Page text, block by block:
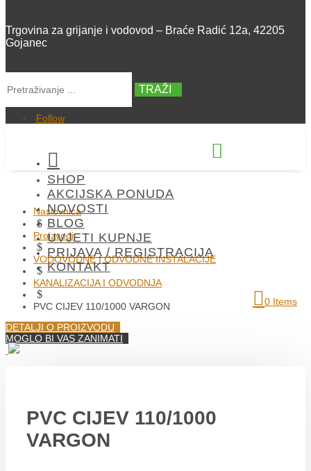
Trgovina za grijanje i vodovod – Braće Radić 12a, 42205
Gojanec
TRAŽI
Follow


SHOP
AKCIJSKA PONUDA
NOVOSTI
BLOG
UVJETI KUPNJE
PRIJAVA / REGISTRACIJA
KONTAKT
0 Items
Naslovnica
$
Proizvodi
$
VODOVODNE I ODVODNE INSTALACIJE
$
KANALIZACIJA I ODVODNJA
$
PVC CIJEV 110/1000 VARGON
DETALJI O PROIZVODU
MOGLO BI VAS ZANIMATI
PVC CIJEV 110/1000
VARGON